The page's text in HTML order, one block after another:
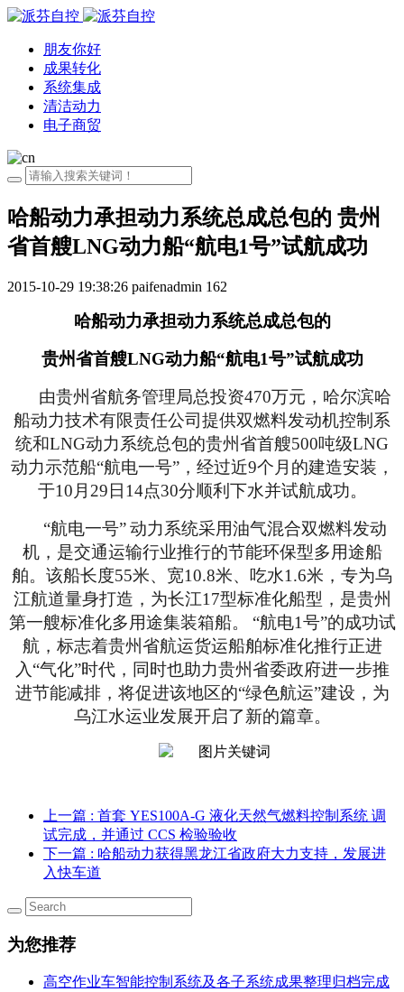
朋友你好
成果转化
系统集成
清洁动力
电子商贸
哈船动力承担动力系统总成总包的 贵州
省首艘LNG动力船“航电1号”试航成功
2015-10-29 19:38:26 paifenadmin 162
哈船动力承担动力系统总成总包的
贵州省首艘LNG动力船“航电1号”试航成功
由贵州省航务管理局总投资470万元，哈尔滨哈
船动力技术有限责任公司提供双燃料发动机控制系
统和LNG动力系统总包的贵州省首艘500吨级LNG
动力示范船“航电一号”，经过近9个月的建造安装，
于10 月 29日14点30分顺利下水并试航成功。
“航电一号” 动力系统采用油气混合双燃料发动
机，是交通运输行业推行的节能环保型多用途船
舶。该船长度55米、宽10.8米、吃水1.6米，专为乌
江航道量身打造，为长江17型标准化船型，是贵州
第一艘标准化多用途集装箱船。
“航电1号”的成功试
航，标志着贵州省航运货运船舶标准化推行正进
入“气化”时代，同时也助力贵州省委政府进一步推
进节能减排，将促进该地区的“绿色航运”建设，为
乌江水运业发展开启了新的篇章。
上一篇 : 首套 YES100A-G 液化天然气燃料控制系统 调
试完成，并通过 CCS 检验验收
下一篇 : 哈船动力获得黑龙江省政府大力支持，发展进
入快车道
为您推荐
高空作业车智能控制系统及各子系统成果整理归档完成